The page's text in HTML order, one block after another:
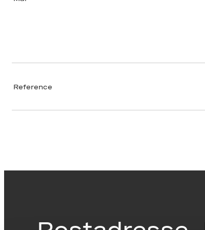
Reference